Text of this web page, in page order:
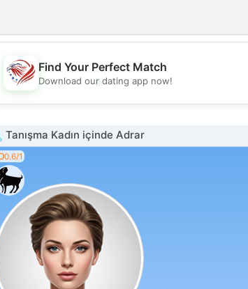
💖
Find Your Perfect Match
Download our dating app now!
Tanışma Kadın içinde Adrar
0.6/1